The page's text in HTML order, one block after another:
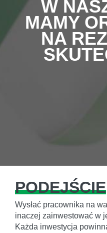
W
MAMY
NA
PODEJŚCIE
Wysłać pracownika na
inaczej zainwestować w
Każda inwestycja